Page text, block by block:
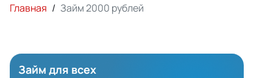
Главная / Займ 2000 рублей
Займ для всех